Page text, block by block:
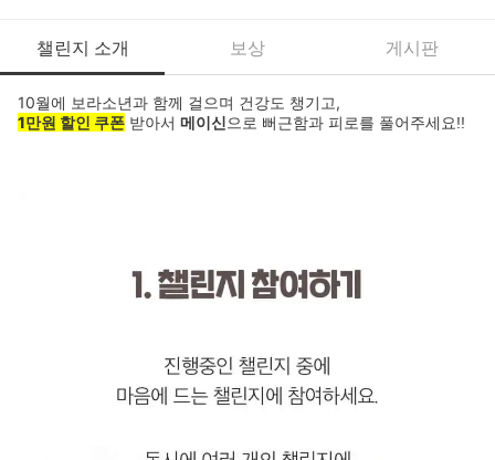
챌린지 소개 보상 게시판
10월에 보라소년과 함께 걸으며 건강도 챙기고,
1만원 할인 쿠폰 받아서 메이신으로 뻐근함과 피로를 풀어주세요!!